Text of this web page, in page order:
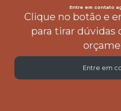
Entre em contato
Clique no botão e
para tirar dúvidas
Entre em